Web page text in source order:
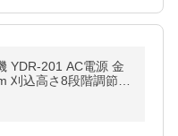
YDR-201 AC電源 金
刈込高さ8段階調節 1
電気式 家庭用 雑草